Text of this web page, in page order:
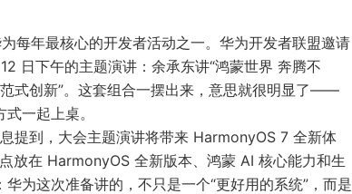
每年最核心的开发者活动之一。 华为开发者联盟邀请
日下午的主题演讲：余承东讲“鸿蒙世界 奔腾不
式创新”。这套组合一摆出来，意思就很明显了——
一起上桌。
提到，大会主题演讲将带来 HarmonyOS 7 全新体
放在 HarmonyOS 全新版本、鸿蒙 AI 核心能力和生
为这次准备讲的，不只是一个“更好用的系统”，而是